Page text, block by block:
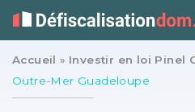
Accueil » Investir en loi Pinel
Outre-Mer Guadeloupe